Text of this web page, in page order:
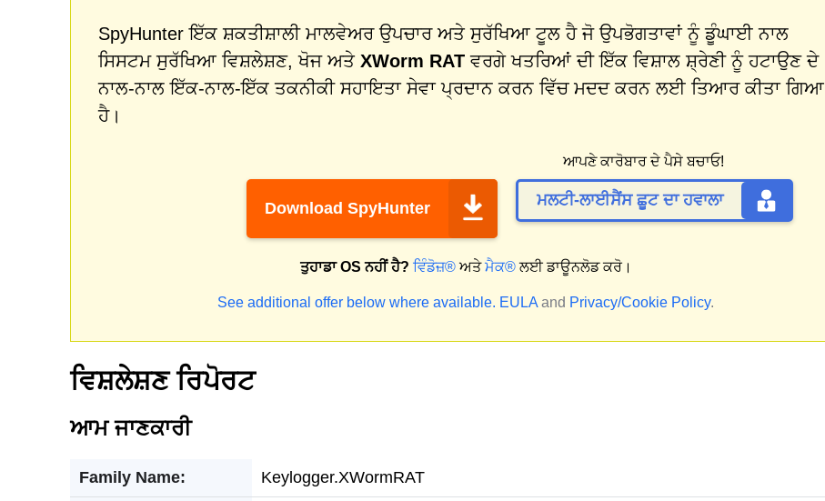
SpyHunter ਇੱਕ ਸ਼ਕਤੀਸ਼ਾਲੀ ਮਾਲਵੇਅਰ ਉਪਚਾਰ ਅਤੇ ਸੁਰੱਖਿਆ ਟੂਲ ਹੈ ਜੋ ਉਪਭੋਗਤਾਵਾਂ ਨੂੰ ਡੂੰਘਾਈ ਨਾਲ
ਸਿਸਟਮ ਸੁਰੱਖਿਆ ਵਿਸ਼ਲੇਸ਼ਣ, ਖੋਜ ਅਤੇ XWorm RAT ਵਰਗੇ ਖਤਰਿਆਂ ਦੀ ਇੱਕ ਵਿਸ਼ਾਲ ਸ਼੍ਰੇਣੀ ਨੂੰ ਹਟਾਉਣ ਦੇ
ਨਾਲ-ਨਾਲ ਇੱਕ-ਨਾਲ-ਇੱਕ ਤਕਨੀਕੀ ਸਹਾਇਤਾ ਸੇਵਾ ਪ੍ਰਦਾਨ ਕਰਨ ਵਿੱਚ ਮਦਦ ਕਰਨ ਲਈ ਤਿਆਰ ਕੀਤਾ ਗਿਆ
ਹੈ।
Download SpyHunter
ਆਪਣੇ ਕਾਰੋਬਾਰ ਦੇ ਪੈਸੇ ਬਚਾਓ!
ਮਲਟੀ-ਲਾਈਸੈਂਸ ਛੂਟ ਦਾ ਹਵਾਲਾ
ਤੁਹਾਡਾ OS ਨਹੀਂ ਹੈ? ਵਿੰਡੋਜ਼®ਅਤੇਮੈਕ®ਲਈ ਡਾਊਨਲੋਡ ਕਰੋ।
See additional offer below where available. EULA and Privacy/Cookie Policy.
ਵਿਸ਼ਲੇਸ਼ਣ ਰਿਪੋਰਟ
ਆਮ ਜਾਣਕਾਰੀ
Family Name: Keylogger.XWormRAT